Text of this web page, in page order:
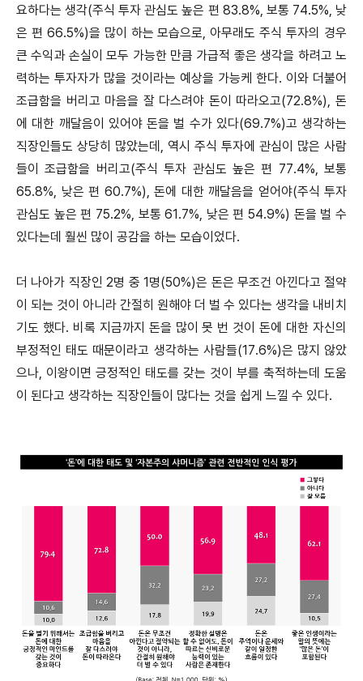
요하다는 생각(주식 투자 관심도 높은 편 83.8%, 보통 74.5%, 낮
은 편 66.5%)을 많이 하는 모습으로, 아무래도 주식 투자의 경우
큰 수익과 손실이 모두 가능한 만큼 가급적 좋은 생각을 하려고 노
력하는 투자자가 많을 것이라는 예상을 가능케 한다. 이와 더불어
조급함을 버리고 마음을 잘 다스려야 돈이 따라오고(72.8%), 돈
에 대한 깨달음이 있어야 돈을 벌 수가 있다(69.7%)고 생각하는
직장인들도 상당히 많았는데, 역시 주식 투자에 관심이 많은 사람
들이 조급함을 버리고(주식 투자 관심도 높은 편 77.4%, 보통
65.8%, 낮은 편 60.7%), 돈에 대한 깨달음을 얻어야(주식 투자
관심도 높은 편 75.2%, 보통 61.7%, 낮은 편 54.9%) 돈을 벌 수
있다는데 훨씬 많이 공감을 하는 모습이었다.
더 나아가 직장인 2명 중 1명(50%)은 돈은 무조건 아낀다고 절약
이 되는 것이 아니라 간절히 원해야 더 벌 수 있다는 생각을 내비치
기도 했다. 비록 지금까지 돈을 많이 못 번 것이 돈에 대한 자신의
부정적인 태도 때문이라고 생각하는 사람들(17.6%)은 많지 않았
으나, 이왕이면 긍정적인 태도를 갖는 것이 부를 축적하는데 도움
이 된다고 생각하는 직장인들이 많다는 것을 쉽게 느낄 수 있다.